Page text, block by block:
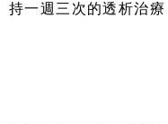
持一週三次的透析治療